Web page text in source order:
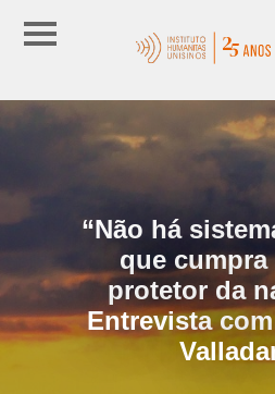
“Não há
que cumpra
protetor da
Entrevista